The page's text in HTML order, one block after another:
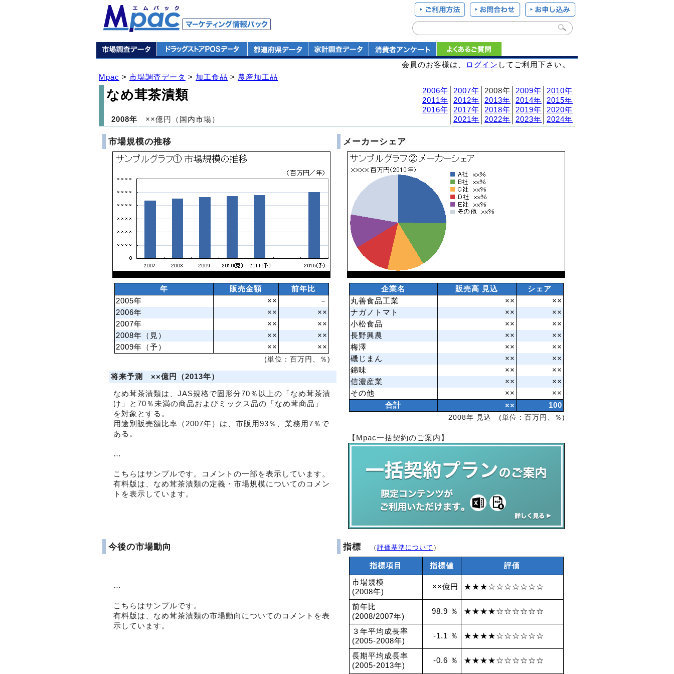
会員のお客様は、 ログイン してご利用下さい。
Mpac > 市場調査データ > 加工食品 > 農産加工品
なめ茸茶漬類 2006年 2007年 │2008年│ 2009年
2010年
2011年
2012年 2013年 2014年
2015年
2016年
2017年 2018年 2019年
2020年
2021年 2022年 2023年 2024年
2008年 ××億円（国内市場）
市場規模の推移
年 販売金額
前年比
2005年
××
－
2006年
××
××
2007年
××
××
2008年（見）
××
××
2009年（予）
××
××
(単位：百万円、％)
将来予測 ××億円（2013年）
なめ茸茶漬類は、JAS規格で固形分70％以上の「なめ茸茶漬
け」と70％未満の商品およびミックス品の「なめ茸商品」
を対象とする。
用途別販売額比率（2007年）は、市販用93％、業務用7％で
ある。
…
こちらはサンプルです。コメントの一部を表示しています。
有料版は、なめ茸茶漬類の定義・市場規模についてのコメン
トを表示しています。
メーカーシェア
企業名 販売高 見込
シェア
丸善食品工業
××
××
ナガノトマト
××
××
小松食品
××
××
長野興農
××
××
梅澤
××
××
磯じまん
××
××
錦味
××
××
信濃産業
××
××
その他
××
××
合計
××
100
2008年 見込 (単位：百万円、％)
【Mpac一括契約のご案内】
今後の市場動向
…
こちらはサンプルです。
有料版は、なめ茸茶漬類の市場動向についてのコメントを表
示しています。
指標 （ 評価基準について ）
指標項目 指標値 評価
市場規模
(2008年)
××億円 ★★★☆☆☆☆☆☆☆
前年比
(2008/2007年)
98.9 ％ ★★★★☆☆☆☆☆☆
３年平均成長率
(2005-2008年)
-1.1 ％ ★★★★☆☆☆☆☆☆
長期平均成長率
(2005-2013年)
-0.6 ％ ★★★★☆☆☆☆☆☆